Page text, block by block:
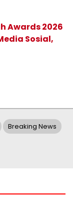
Awards 2026
Sosial,
Breaking News